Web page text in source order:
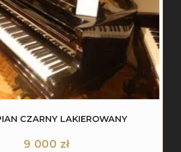
CZARNY LAKIEROWANY
9 000 zł